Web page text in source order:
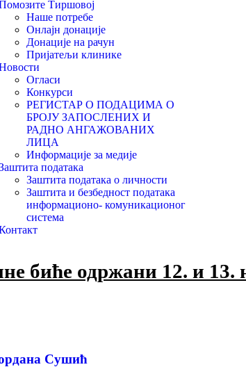
Тиршовој
Наше потребе
Онлајн донације
Донације на рачун
Пријатељи клинике
Огласи
Конкурси
РЕГИСТАР О ПОДАЦИМА О
БРОЈУ ЗАПОСЛЕНИХ И
РАДНО АНГАЖОВАНИХ
ЛИЦА
Информације за медије
података
Заштита података о личности
Заштита и безбедност података
информационо- комуникационог
система
биће одржани 12. и 13.
Сушић